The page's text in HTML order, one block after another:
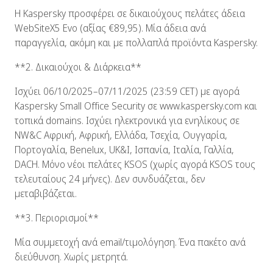
Η Kaspersky προσφέρει σε δικαιούχους πελάτες άδεια
WebSiteX5 Evo (αξίας €89,95). Μία άδεια ανά
παραγγελία, ακόμη και με πολλαπλά προϊόντα Kaspersky.
**2. Δικαιούχοι & Διάρκεια**
Ισχύει 06/10/2025–07/11/2025 (23:59 CET) με αγορά
Kaspersky Small Office Security σε www.kaspersky.com και
τοπικά domains. Ισχύει ηλεκτρονικά για ενηλίκους σε
NW&C Αφρική, Αφρική, Ελλάδα, Τσεχία, Ουγγαρία,
Πορτογαλία, Benelux, UK&I, Ισπανία, Ιταλία, Γαλλία,
DACH. Μόνο νέοι πελάτες KSOS (χωρίς αγορά KSOS τους
τελευταίους 24 μήνες). Δεν συνδυάζεται, δεν
μεταβιβάζεται.
**3. Περιορισμοί**
Μία συμμετοχή ανά email/τιμολόγηση. Ένα πακέτο ανά
διεύθυνση. Χωρίς μετρητά.